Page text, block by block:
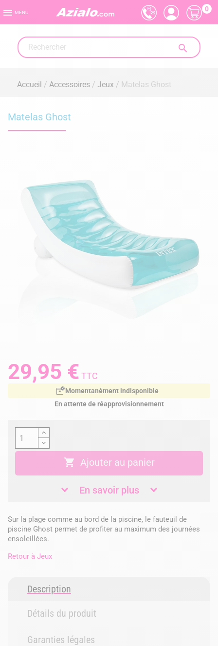
 MENU

0
Accueil Accessoires Jeux Matelas Ghost
Matelas Ghost
29,95 € TTC
Momentanément indisponible
En attente de réapprovisionnement
 Ajouter au panier
En savoir plus
Sur la plage comme au bord de la piscine, le fauteuil de
piscine Ghost permet de profiter au maximum des journées
ensoleillées.
Retour à Jeux
Description
Détails du produit
Garanties légales